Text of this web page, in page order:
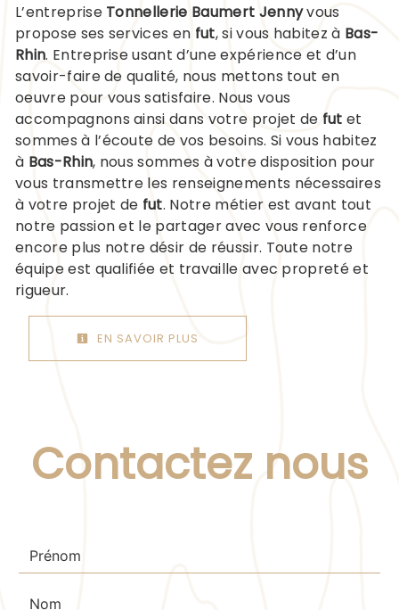
L’entreprise Tonnellerie Baumert Jennyvous
propose ses services en fut, si vous habitez à Bas-
Rhin. Entreprise usant d’une expérience et d’un
savoir-faire de qualité, nous mettons tout en
oeuvre pour vous satisfaire. Nous vous
accompagnons ainsi dans votre projet de fut et
sommes à l’écoute de vos besoins. Si vous habitez
à Bas-Rhin, nous sommes à votre disposition pour
vous transmettre les renseignements nécessaires
à votre projet de fut. Notre métier est avant tout
notre passion et le partager avec vous renforce
encore plus notre désir de réussir. Toute notre
équipe est qualifiée et travaille avec propreté et
rigueur.
EN SAVOIR PLUS
Contactez nous